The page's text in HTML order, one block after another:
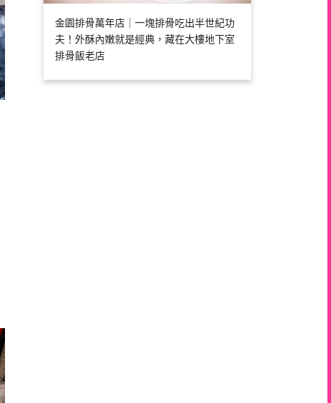
金園排骨萬年店｜一塊排骨吃出半世紀功
夫！外酥內嫩就是經典，藏在大樓地下室
排骨飯老店